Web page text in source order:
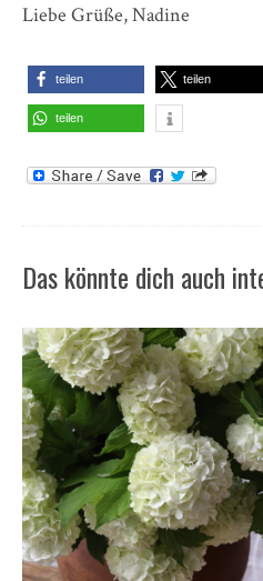
Liebe Grüße, Nadine
teilen teilen
teilen
Das könnte dich auch